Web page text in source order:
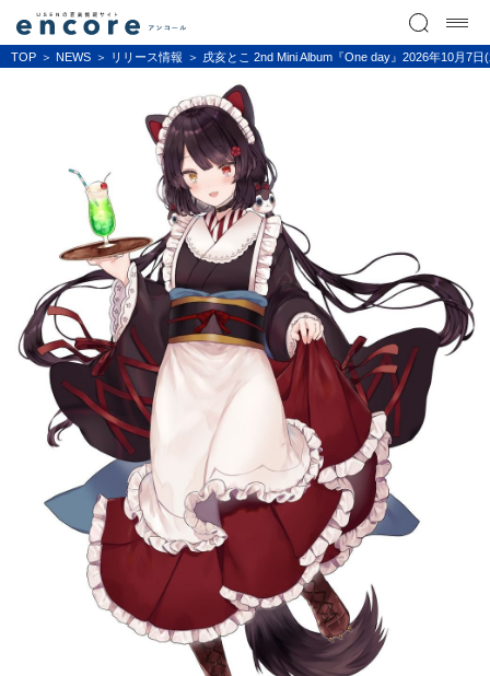
TOP NEWS リリース情報 戌亥とこ 2nd Mini Album『One day』2026年10月7